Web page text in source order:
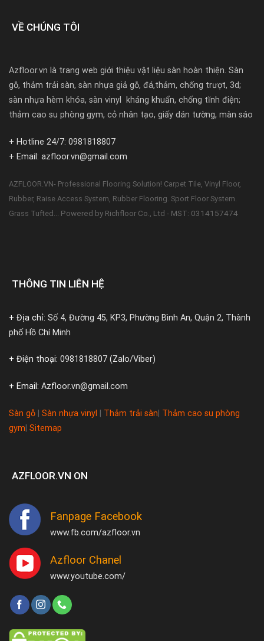
VỀ CHÚNG TÔI
Azfloor.vn là trang web giới thiệu vật liệu sàn hoàn thiện. Sàn
gỗ, thảm trải sàn, sàn nhựa giả gỗ, đá,thảm, chống trượt, 3d;
sàn nhựa hèm khóa, sàn vinyl kháng khuẩn, chống tĩnh điện;
thảm cao su phòng gym, cỏ nhân tạo, giấy dán tường, màn sáo
+ Hotline 24/7: 0981818807
+ Email: azfloor.vn@gmail.com
AZFLOOR.VN- Professional Flooring Solution! Carpet Tile, Vinyl Floor,
Rubber, Raise Access System, Rubber Flooring. Sport Floor System.
Grass Tufted... Powered by Richfloor Co., Ltd - MST: 0314157474
THÔNG TIN LIÊN HỆ
+ Địa chỉ: Số 4, Đường 45, KP3, Phường Bình An, Quận 2, Thành
phố Hồ Chí Minh
+ Điện thoại: 0981818807 (Zalo/Viber)
+ Email: Azfloor.vn@gmail.com
Sàn gỗ Sàn nhựa vinyl Thảm trải sàn Thảm cao su phòng
gym Sitemap
AZFLOOR.VN ON
Fanpage Facebook
www.fb.com/azfloor.vn
Azfloor Chanel
www.youtube.com/